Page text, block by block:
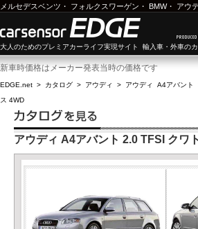
メルセデスベンツ ・ フォルクスワーゲン ・ BMW・ アウ
大人のためのプレミアカーライフ実現サイト 輸入車・外車の
新車時価格はメーカー発表当時の価格です
EDGE.net > カタログ > アウディ > アウディ A4アバント
ス 4WD
アウディ A4アバント 2.0 TFSI クワ